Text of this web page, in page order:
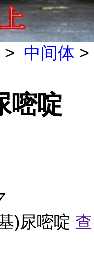
> 中间体 >
嘧啶
)尿嘧啶 查